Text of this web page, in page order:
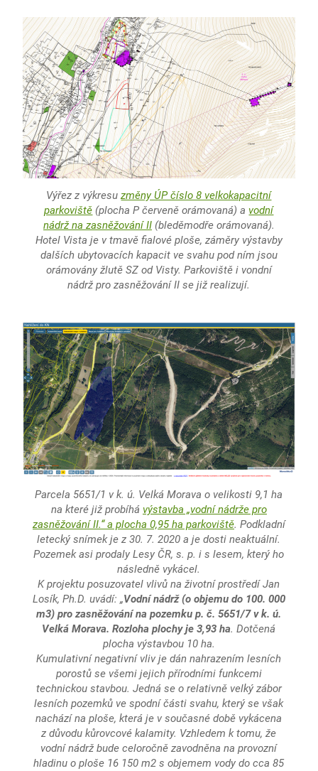
Výřez z výkresuzměny ÚP číslo 8 velkokapacitní
parkoviště (plocha P červeně orámovaná) a vodní
nádrž na zasněžování II(bleděmodře orámovaná).
Hotel Vista je v tmavě fialové ploše, záměry výstavby
dalších ubytovacích kapacit ve svahu pod ním jsou
orámovány žlutě SZ od Visty. Parkoviště i vondní
nádrž pro zasněžování II se již realizují.
Parcela 5651/1 v k. ú. Velká Morava o velikosti 9,1 ha
na které již probíhá výstavba „vodní nádrže pro
zasněžování II.“ a plocha 0,95 ha parkoviště. Podkladní
letecký snímek je z 30. 7. 2020 a je dosti neaktuální.
Pozemek asi prodaly Lesy ČR, s. p. i s lesem, který ho
následně vykácel.
K projektu posuzovatel vlivů na životní prostředí Jan
Losík, Ph.D. uvádí: „Vodní nádrž (o objemu do 100. 000
m3) pro zasněžování na pozemku p. č. 5651/7 v k. ú.
Velká Morava. Rozloha plochy je 3,93 ha. Dotčená
plocha výstavbou 10 ha.
Kumulativní negativní vliv je dán nahrazením lesních
porostů se všemi jejich přírodními funkcemi
technickou stavbou. Jedná se o relativně velký zábor
lesních pozemků ve spodní části svahu, který se však
nachází na ploše, která je v současné době vykácena
z důvodu kůrovcové kalamity. Vzhledem k tomu, že
vodní nádrž bude celoročně zavodněna na provozní
hladinu o ploše 16 150 m2 s objemem vody do cca 85